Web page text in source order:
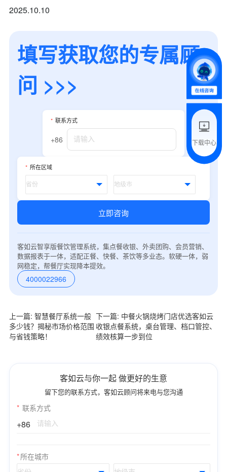
2025.10.10
填写获取您的专属顾
问 >>>
* 联系方式
+86
* 所在区域
立即咨询
客如云智享版餐饮管理系统，集点餐收银、外卖团购、会员营销、
数据报表于一体，适配正餐、快餐、茶饮等多业态。软硬一体，弱
网稳定，帮餐厅实现降本提效。
4000022966
上一篇: 智慧餐厅系统一般
多少钱？揭秘市场价格范围
与省钱策略！
下一篇: 中餐火锅烧烤门店优选客如云
收银点餐系统，桌台管理、档口管控、
绩效核算一步到位
客如云与你一起 做更好的生意
留下您的联系方式，客如云顾问将来电与您沟通
* 联系方式
+86
*所在城市
下载中心
+86
预约试用
我是老客户，了解最新优惠